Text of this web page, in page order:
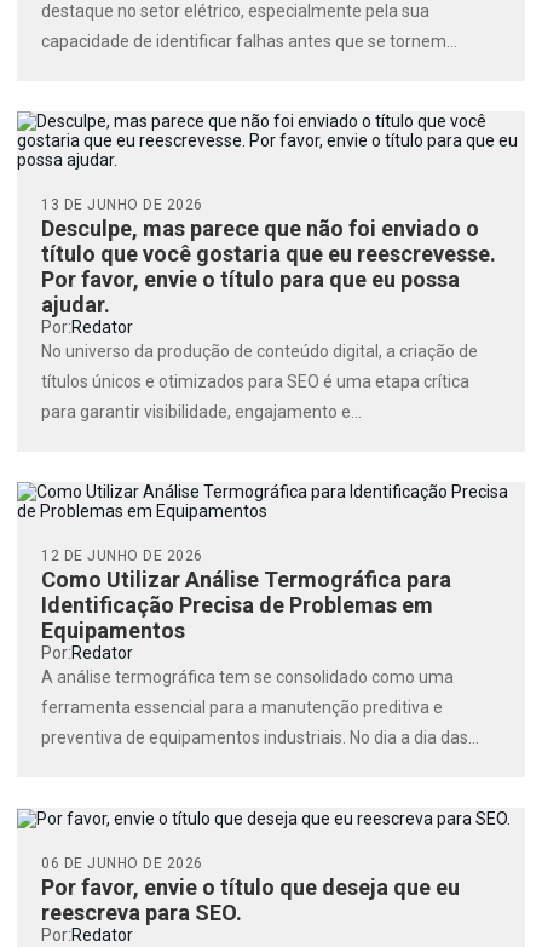
destaque no setor elétrico, especialmente pela sua
capacidade de identificar falhas antes que se tornem
Desculpe, mas parece que não foi enviado o
título que você gostaria que eu reescrevesse.
Por favor, envie o título para que eu possa
ajudar.
13 DE JUNHO DE 2026
Por:Redator
No universo da produção de conteúdo digital, a criação de
títulos únicos e otimizados para SEO é uma etapa crítica
para garantir visibilidade, engajamento e...
Como Utilizar Análise Termográfica para
Identificação Precisa de Problemas em
Equipamentos
12 DE JUNHO DE 2026
Por:Redator
A análise termográfica tem se consolidado como uma
ferramenta essencial para a manutenção preditiva e
preventiva de equipamentos industriais. No dia a dia das
Por favor, envie o título que deseja que eu
reescreva para SEO.
06 DE JUNHO DE 2026
Por:Redator